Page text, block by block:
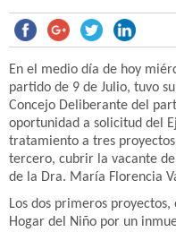
En el medio día de hoy
partido de 9 de Julio, tuvo
Concejo Deliberante del
oportunidad a solicitud del
tratamiento a tres
tercero, cubrir la vacante
de la Dra. María Florencia
Los dos primeros
Hogar del Niño por un